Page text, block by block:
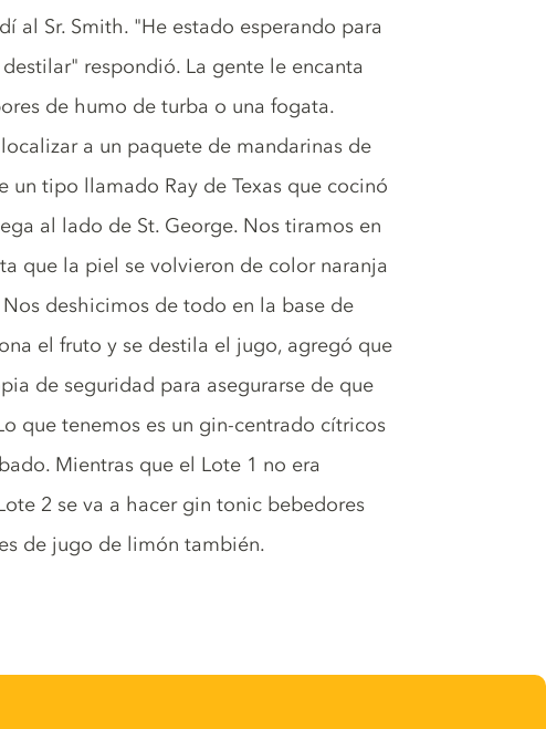
al Sr. Smith. "He estado esperando para
respondió. La gente le encanta
de humo de turba o una fogata.
a un paquete de mandarinas de
tipo llamado Ray de Texas que cocinó
al lado de St. George. Nos tiramos en
que la piel se volvieron de color naranja
deshicimos de todo en la base de
el fruto y se destila el jugo, agregó que
de seguridad para asegurarse de que
que tenemos es un gin-centrado cítricos
Mientras que el Lote 1 no era
2 se va a hacer gin tonic bebedores
de jugo de limón también.